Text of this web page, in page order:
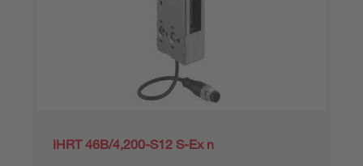
IHRT 46B/4,200-S12 S-Ex n